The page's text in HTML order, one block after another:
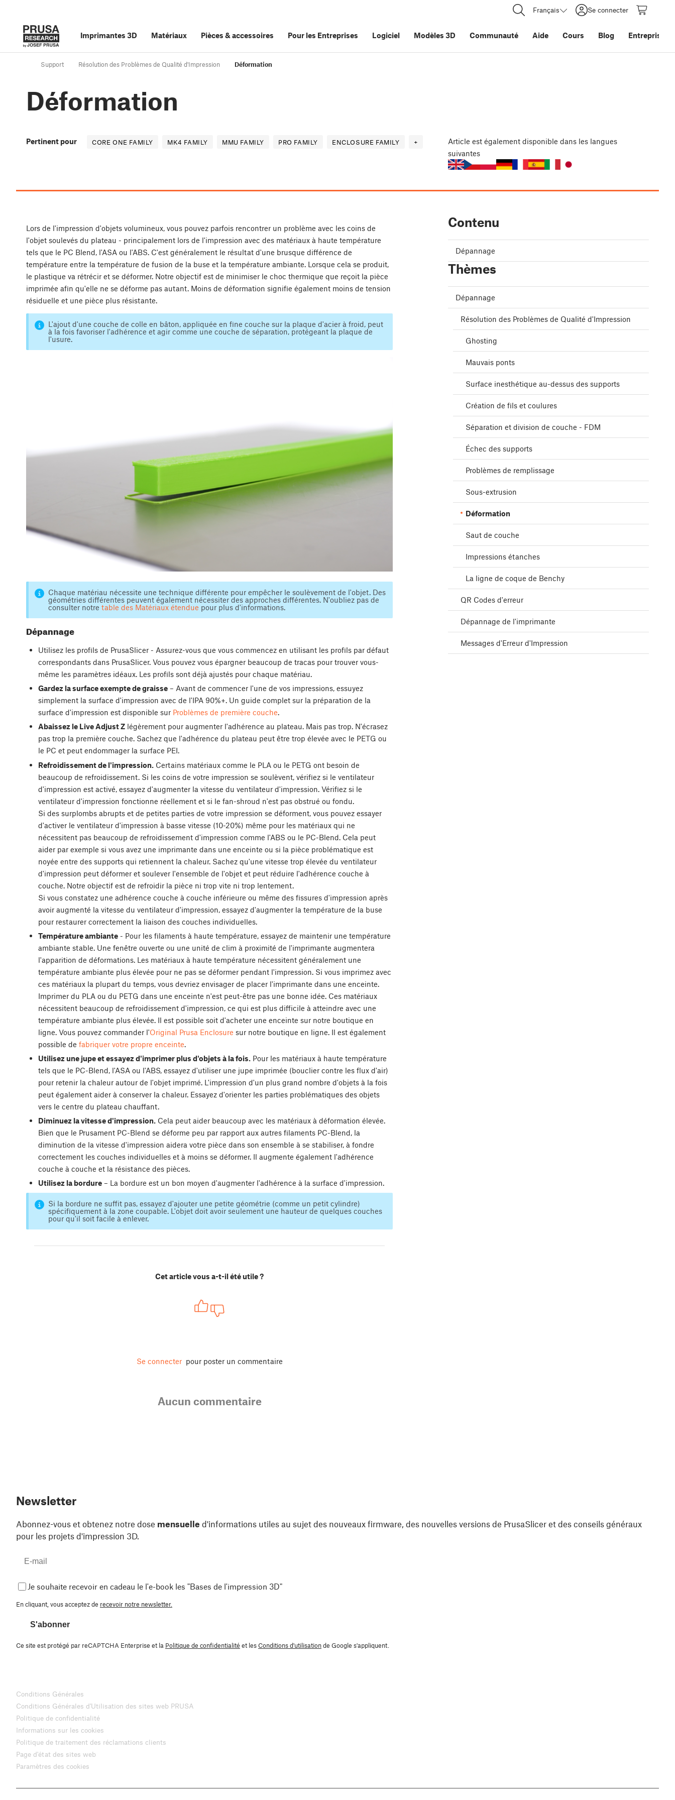
Français Se connecter
Imprimantes 3D Matériaux Pièces &accessoires Pour les Entreprises Logiciel Modèles 3D Communauté Aide Cours Blog Entreprise
Support Résolution des Problèmes de Qualité d'Impression Déformation
Déformation
Pertinent pour CORE ONE FAMILY MK4 FAMILY MMU FAMILY PRO FAMILY ENCLOSURE FAMILY + Article est également disponible dans les langues
suivantes
Lors de l'impression d'objets volumineux, vous pouvez parfois rencontrer un problème avec les coins de
l'objet soulevés du plateau - principalement lors de l'impression avec des matériaux à haute température
tels que le PC Blend, l'ASA ou l'ABS. C'est généralement le résultat d'une brusque différence de
température entre la température de fusion de la buse et la température ambiante. Lorsque cela se produit,
le plastique va rétrécir et se déformer. Notre objectif est de minimiser le choc thermique que reçoit la pièce
imprimée afin qu'elle ne se déforme pas autant. Moins de déformation signifie également moins de tension
résiduelle et une pièce plus résistante.
L'ajout d'une couche de colle en bâton, appliquée en fine couche sur la plaque d'acier à froid, peut
à la fois favoriser l'adhérence et agir comme une couche de séparation, protégeant la plaque de
l'usure.
Chaque matériau nécessite une technique différente pour empêcher le soulèvement de l'objet. Des
géométries différentes peuvent également nécessiter des approches différentes. N'oubliez pas de
consulter notre table des Matériaux étendue pour plus d'informations.
Dépannage
Utilisez les profils de PrusaSlicer - Assurez-vous que vous commencez en utilisant les profils par défaut
correspondants dans PrusaSlicer. Vous pouvez vous épargner beaucoup de tracas pour trouver vous-
même les paramètres idéaux. Les profils sont déjà ajustés pour chaque matériau.
Gardez la surface exempte de graisse– Avant de commencer l'une de vos impressions, essuyez
simplement la surface d'impression avec de l'IPA 90%+. Un guide complet sur la préparation de la
surface d'impression est disponible sur Problèmes de première couche.
Abaissez le Live Adjust Zlégèrement pour augmenter l'adhérence au plateau. Mais pas trop. N'écrasez
pas trop la première couche. Sachez que l'adhérence du plateau peut être trop élevée avec le PETG ou
le PC et peut endommager la surface PEI.
Refroidissement de l'impression. Certains matériaux comme le PLA ou le PETG ont besoin de
beaucoup de refroidissement. Si les coins de votre impression se soulèvent, vérifiez si le ventilateur
d'impression est activé, essayez d'augmenter la vitesse du ventilateur d'impression. Vérifiez si le
ventilateur d'impression fonctionne réellement et si le fan-shroud n'est pas obstrué ou fondu.
Si des surplombs abrupts et de petites parties de votre impression se déforment, vous pouvez essayer
d'activer le ventilateur d'impression à basse vitesse (10-20%) même pour les matériaux qui ne
nécessitent pas beaucoup de refroidissement d'impression comme l'ABS ou le PC-Blend. Cela peut
aider par exemple si vous avez une imprimante dans une enceinte ou si la pièce problématique est
noyée entre des supports qui retiennent la chaleur. Sachez qu'une vitesse trop élevée du ventilateur
d'impression peut déformer et soulever l'ensemble de l'objet et peut réduire l'adhérence couche à
couche. Notre objectif est de refroidir la pièce ni trop vite ni trop lentement.
Si vous constatez une adhérence couche à couche inférieure ou même des fissures d'impression après
avoir augmenté la vitesse du ventilateur d'impression, essayez d'augmenter la température de la buse
pour restaurer correctement la liaison des couches individuelles.
Température ambiante- Pour les filaments à haute température, essayez de maintenir une température
ambiante stable. Une fenêtre ouverte ou une unité de clim à proximité de l'imprimante augmentera
l'apparition de déformations. Les matériaux à haute température nécessitent généralement une
température ambiante plus élevée pour ne pas se déformer pendant l'impression. Si vous imprimez avec
ces matériaux la plupart du temps, vous devriez envisager de placer l'imprimante dans une enceinte.
Imprimer du PLA ou du PETG dans une enceinte n'est peut-être pas une bonne idée. Ces matériaux
nécessitent beaucoup de refroidissement d'impression, ce qui est plus difficile à atteindre avec une
température ambiante plus élevée. Il est possible soit d'acheter une enceinte sur notre boutique en
ligne. Vous pouvez commander l'Original Prusa Enclosure sur notre boutique en ligne. Il est également
possible de fabriquer votre propre enceinte.
Utilisez une jupe et essayez d'imprimer plus d'objets à la fois.Pour les matériaux à haute température
tels que le PC-Blend, l'ASA ou l'ABS, essayez d'utiliser une jupe imprimée (bouclier contre les flux d'air)
pour retenir la chaleur autour de l'objet imprimé. L'impression d'un plus grand nombre d'objets à la fois
peut également aider à conserver la chaleur. Essayez d'orienter les parties problématiques des objets
vers le centre du plateau chauffant.
Diminuez la vitesse d'impression.Cela peut aider beaucoup avec les matériaux à déformation élevée.
Bien que le Prusament PC-Blend se déforme peu par rapport aux autres filaments PC-Blend, la
diminution de la vitesse d'impression aidera votre pièce dans son ensemble à se stabiliser, à fondre
correctement les couches individuelles et à moins se déformer. Il augmente également l'adhérence
couche à couche et la résistance des pièces.
Utilisez la bordure– La bordure est un bon moyen d'augmenter l'adhérence à la surface d'impression.
Si la bordure ne suffit pas, essayez d'ajouter une petite géométrie (comme un petit cylindre)
spécifiquement à la zone coupable. L'objet doit avoir seulement une hauteur de quelques couches
pour qu'il soit facile à enlever.
Cet article vous a-t-il été utile ?
Se connecter pour poster un commentaire
Aucun commentaire
Contenu
Dépannage
Thèmes
Dépannage
Résolution des Problèmes de Qualité d'Impression
Ghosting
Mauvais ponts
Surface inesthétique au-dessus des supports
Création de fils et coulures
Séparation et division de couche - FDM
Échec des supports
Problèmes de remplissage
Sous-extrusion
Déformation
Saut de couche
Impressions étanches
La ligne de coque de Benchy
QR Codes d'erreur
Dépannage de l'imprimante
Messages d'Erreur d'Impression
Newsletter
Abonnez-vous et obtenez notre dose mensuelle d'informations utiles au sujet des nouveaux firmware, des nouvelles versions de PrusaSlicer et des conseils généraux
pour les projets d'impression 3D.
Je souhaite recevoir en cadeau le l'e-book les "Bases de l'impression 3D"
En cliquant, vous acceptez de recevoir notre newsletter.
S'abonner
Ce site est protégé par reCAPTCHA Enterprise et la Politique de confidentialité et lesConditions d'utilisationde Google s'appliquent.
Conditions Générales
Conditions Générales d'Utilisation des sites web PRUSA
Politique de confidentialité
Informations sur les cookies
Politique de traitement des réclamations clients
Page d'état des sites web
Paramètres des cookies